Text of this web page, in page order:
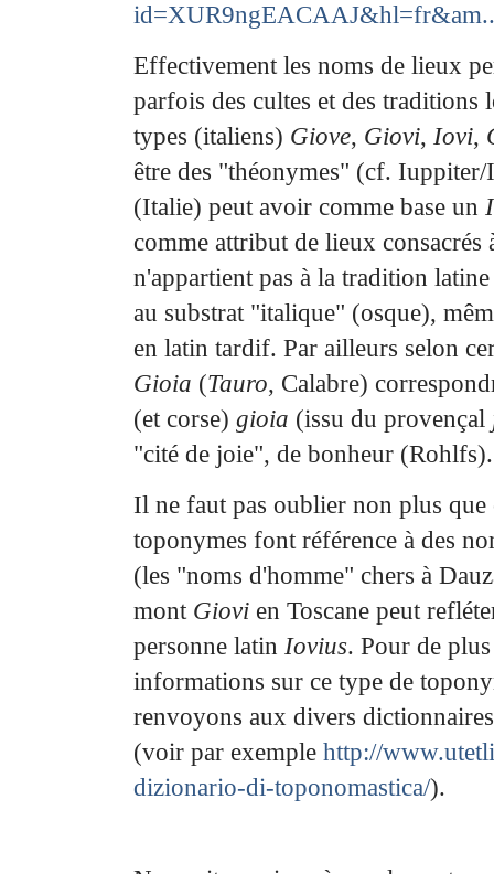
Effectivement les noms de lieux
parfois des cultes et des traditions
types (italiens) Giove, Giovi, Iovi,
être des "théonymes" (cf.
(Italie) peut avoir comme base un
comme attribut de lieux consacrés
n'appartient pas à la tradition
au substrat "italique" (osque),
en latin tardif. Par ailleurs selon
Gioia (Tauro, Calabre)
(et corse) gioia (issu du provençal
"cité de joie", de bonheur (Rohlfs).
Il ne faut pas oublier non plus que
toponymes font référence à des
(les "noms d'homme" chers à
mont Giovi en Toscane peut
personne latin Iovius. Pour de
informations sur ce type de
renvoyons aux divers
(voir par exemple http://
dizionario-di-toponomastica/).